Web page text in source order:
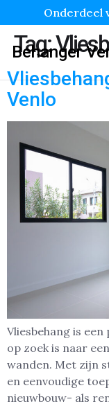
Onderdeel
Behanger
Tag:
Venlo
Vliesbehang is
op zoek is naar
wanden. Met zijn
en eenvoudige
nieuwbouw- als